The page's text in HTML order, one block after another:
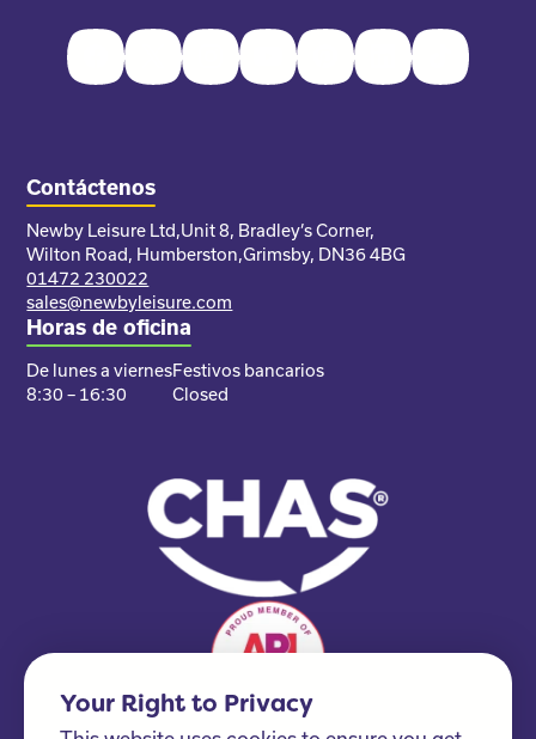
FacebookTwitter InstagramYoutubePinterestLinkedInTikTok
Contáctenos
Newby Leisure Ltd,Unit 8, Bradley’s Corner,
Wilton Road, Humberston,Grimsby, DN36 4BG
01472 230022
sales@newbyleisure.com
Horas de oficina
De lunes a viernes
8:30 – 16:30
Festivos bancarios
Closed
Your Right to Privacy